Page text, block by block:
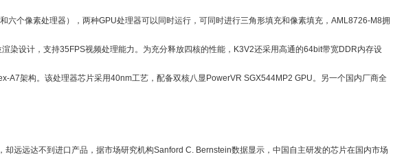
个像素处理器），两种GPU处理器可以同时运行，可同时进行三角形填充和像素填充，AML8726-M8拥
设计，支持35FPS视频处理能力。为充分释放四核的性能，K3V2还采用高通的64bit带宽DDR内存设
架构。该处理器芯片采用40nm工艺，配备双核八显PowerVR SGX544MP2 GPU。另一个国内厂商全
远远达不到进口产品，据市场研究机构Sanford C. Bernstein数据显示，中国自主研发的芯片在国内市场